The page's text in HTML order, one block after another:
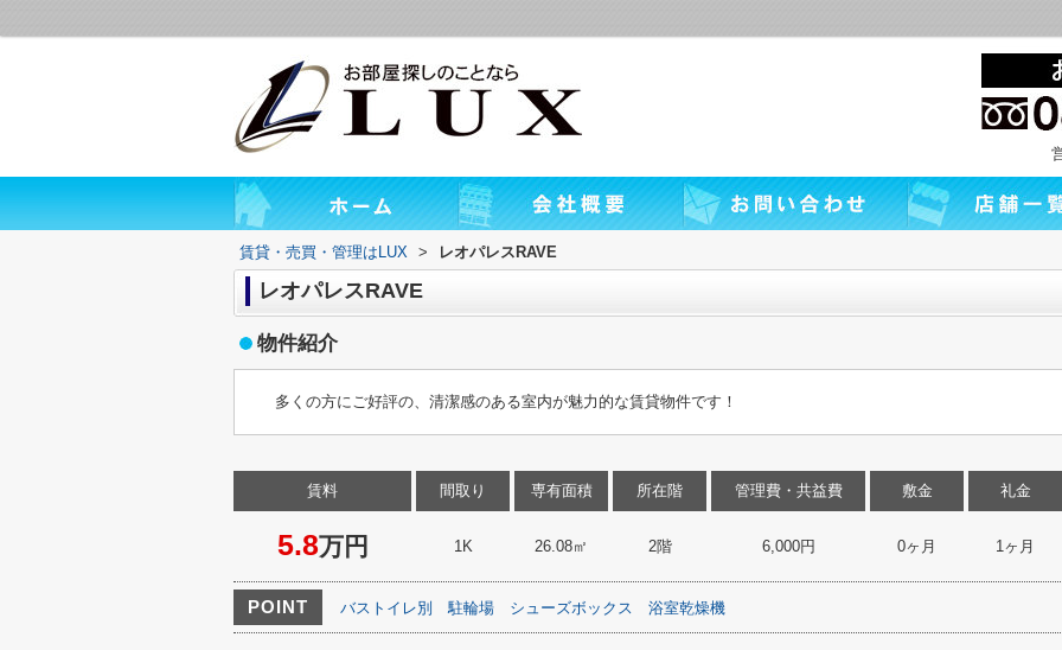
賃貸・売買・管理はLUX > レオパレスRAVE
レオパレスRAVE
物件紹介
多くの方にご好評の、清潔感のある室内が魅力的な賃貸物件です！
賃料
5.8万円
間取り
1K
専有面積
26.08㎡
所在階
2階
管理費・共益費
6,000円
敷金
0ヶ月
礼金
1ヶ月
POINT バストイレ別 駐輪場 シューズボックス 浴室乾燥機